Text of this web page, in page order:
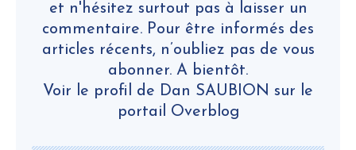
et n'hésitez surtout pas à laisser un
commentaire. Pour être informés des
articles récents, n’oubliez pas de vous
abonner. A bientôt.
Voir le profil de Dan SAUBION sur le
portail Overblog